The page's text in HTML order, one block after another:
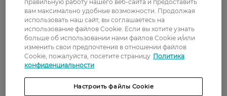
правильную работу нашего веб-сайта и предоставить
вам максимально удобные возможности. Продолжая
использовать наш сайт, вы соглашаетесь на
использование файлов Cookie. Если вы хотите узнать
больше об использовании нами файлов Cookie и/или
изменить свои предпочтения в отношении файлов
Cookie, пожалуйста, посетите страницу Политика
конфиденциальности
Настроить файлы Cookie